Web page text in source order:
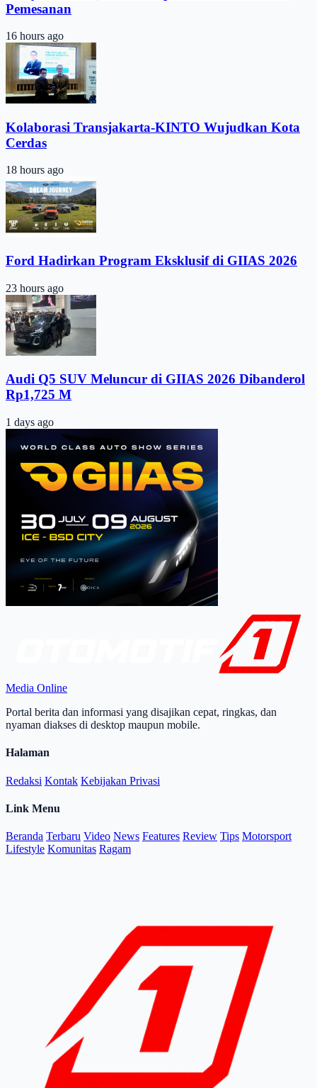
Pemesanan
16 hours ago
Kolaborasi Transjakarta-KINTO Wujudkan Kota
Cerdas
18 hours ago
Ford Hadirkan Program Eksklusif di GIIAS 2026
23 hours ago
Audi Q5 SUV Meluncur di GIIAS 2026 Dibanderol
Rp1,725 M
1 days ago
Media Online
Portal berita dan informasi yang disajikan cepat, ringkas, dan
nyaman diakses di desktop maupun mobile.
Halaman
Redaksi Kontak Kebijakan Privasi
Link Menu
Beranda Terbaru Video News Features Review Tips Motorsport
Lifestyle Komunitas Ragam